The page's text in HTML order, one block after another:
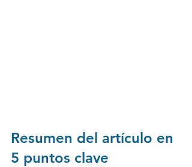
Resumen del artículo en
5 puntos clave